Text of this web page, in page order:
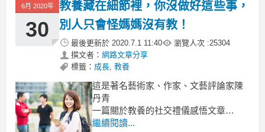
6月 2020年
30
教養藏在細節裡，你沒做好這些事，
別人只會怪媽媽沒有教！
最後更新於 2020.7.1 11:40 瀏覽人次 :25304
撰文者： 網路文章分享
標籤： 成長, 教養
這是著名藝術家、作家、文藝評論家陳
丹青
一篇關於教養的社交禮儀感悟文章
繼續閱讀...